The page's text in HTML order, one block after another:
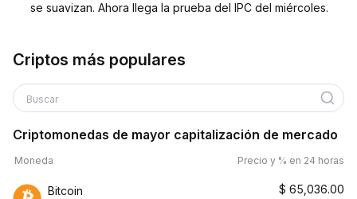
se suavizan. Ahora llega la prueba del IPC del miércoles.
Criptos más populares
Buscar
Criptomonedas de mayor capitalización de mercado
Moneda Precio y % en 24 horas
Bitcoin $ 65,036.00